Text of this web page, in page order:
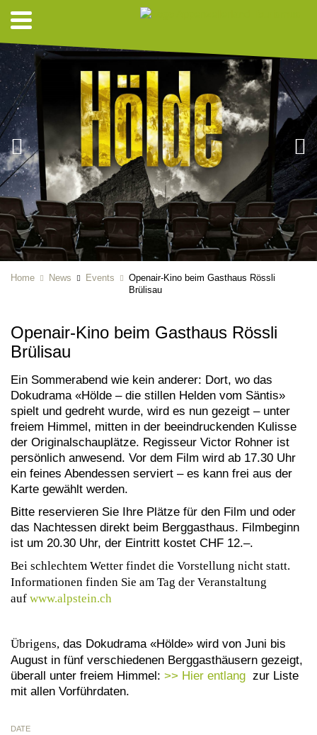
Home News Events
Openair-Kino beim Gasthaus Rössli
Brülisau
Openair-Kino beim Gasthaus Rössli
Brülisau
Ein Sommerabend wie kein anderer: Dort, wo das
Dokudrama «Hölde – die stillen Helden vom Säntis»
spielt und gedreht wurde, wird es nun gezeigt – unter
freiem Himmel, mitten in der beeindruckenden Kulisse
der Originalschauplätze. Regisseur Victor Rohner ist
persönlich anwesend. Vor dem Film wird ab 17.30 Uhr
ein feines Abendessen serviert – es kann frei aus der
Karte gewählt werden.
Bitte reservieren Sie Ihre Plätze für den Film und oder
das Nachtessen direkt beim Berggasthaus. Filmbeginn
ist um 20.30 Uhr, der Eintritt kostet CHF 12.–.
Bei schlechtem Wetter findet die Vorstellung nicht statt.
Informationen finden Sie am Tag der Veranstaltung
auf www.alpstein.ch
Übrigens, das Dokudrama «Hölde» wird von Juni bis
August in fünf verschiedenen Berggasthäusern gezeigt,
überall unter freiem Himmel: >> Hier entlang zur Liste
mit allen Vorführdaten.
DATE